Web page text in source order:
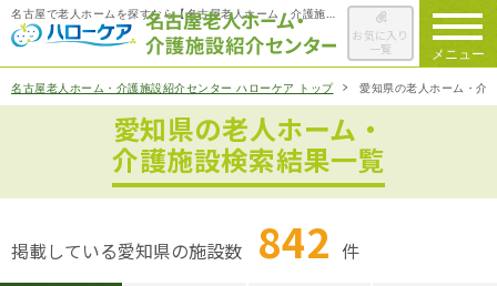
メニュー
お気に入り
一覧
ハローケアについて
老人ホームを検索する
施設選びのポイント
名古屋老人ホーム・介護施設紹介センター ハローケア トップ 愛知県の老人ホーム・介
愛知県の老人ホーム・
介護施設検索結果一覧
掲載している愛知県の施設数 842 件